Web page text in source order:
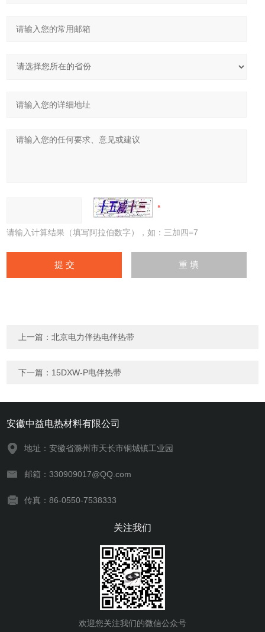
请输入计算结果（填写阿拉伯数字），如：三加四=7
上一篇：北京电力伴热电伴热带
下一篇： 15DXW-P电伴热带
安徽中益电热材料有限公司
地址：安徽省滁州市天长市铜城镇工业园
邮箱：330909017@QQ.com
传真：86-0550-7538333
关注我们
欢迎您关注我们的微信公众号